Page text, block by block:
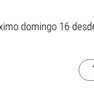
domingo 16